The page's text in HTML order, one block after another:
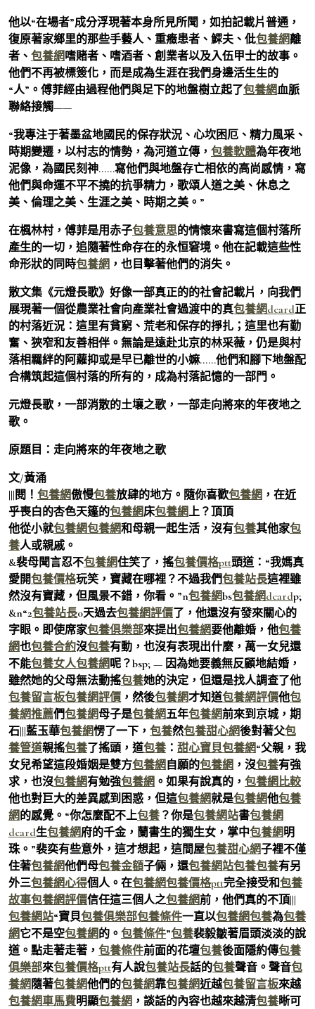
他以“在場者”成分浮現著本身所見所聞，如拍記載片普通，
復原著家鄉里的那些手藝人、重癥患者、鰥夫、仳包養網離
者、 包養網嗜賭者、嗜酒者、創業者以及入伍甲士的故事。
他們不再被標簽化，而是成為生涯在我們身邊活生生的
“人”。傅菲經由過程他們與足下的地盤樹立起了包養網血脈
聯絡接觸——
“我專注于著墨盆地國民的保存狀況、心坎困厄、精力風采、
時期變遷，以村志的情勢，為河道立傳， 包養軟體為年夜地
泥像，為國民刻神……寫他們與地盤存亡相依的高尚感情，寫
他們與命運不平不撓的抗爭精力，歌頌人道之美、休息之
美、倫理之美、生涯之美、時期之美。”
在楓林村，傅菲是用赤子包養意思的情懷來書寫這個村落所
產生的一切，追隨著性命存在的永恒窘境。他在記載這些性
命形狀的同時包養網 ，也目擊著他們的消失。
散文集《元燈長歌》好像一部真正的的社會記載片，向我們
展現著一個從農業社會向產業社會過渡中的真包養網dcard正
的村落近況：這里有貧窮、荒老和保存的掙扎；這里也有勤
奮、狹窄和友善相伴。無論是遠赴北京的林采薇，仍是與村
落相羈絆的阿蘿抑或是早已離世的小嫲……他們和腳下地盤配
合構筑起這個村落的所有的，成為村落記憶的一部門。
元燈長歌，一部消散的土壤之歌，一部走向將來的年夜地之
歌。
原題目：走向將來的年夜地之歌
文/黃涌
|||閱！ 包養網傲慢包養放肆的地方。隨你喜歡包養網 ，在近
乎喪白的杏色天篷的包養網床包養網上？頂頂
他從小就包養網包養網和母親一起生活，沒有包養其他家包
養人或親戚。
&裴母聞言忍不包養網住笑了，搖包養價格ptt頭道：“我媽真
愛開包養價格玩笑，寶藏在哪裡？不過我們包養站長這裡雖
然沒有寶藏，但風景不錯，你看。”n包養網bs包養網dcardp;
&n“2包養站長0天過去包養網評價了，他還沒有發來關心的
字眼。即使席家包養俱樂部來提出包養網要他離婚，他包養
網也包養合約沒包養有動，也沒有表現出什麼，萬一女兒還
不能包養女人包養網呢？bsp; — 因為她要義無反顧地結婚，
雖然她的父母無法動搖包養她的決定，但還是找人調查了他
包養留言板包養網評價 ，然後包養網才知道包養網評價他包
養網推薦們包養網母子是包養網五年包養網前來到京城，期
石|||藍玉華包養網愣了一下， 包養然包養甜心網後對著父包
養管道親搖包養了搖頭，道包養 ： 甜心寶貝包養網“父親，我
女兒希望這段婚姻是雙方包養網 自願的包養網 ，沒包養有強
求，也沒包養網有勉強包養網 。如果有說真的， 包養網比較
他也對巨大的差異感到困惑，但這包養網就是包養網他包養
網的感覺。“你怎麼配不上包養 ？你是包養網站書包養網
dcard生包養網府的千金，蘭書生的獨生女，掌中包養網明
珠。”裴奕有些意外，這才想起，這間屋包養甜心網子裡不僅
住著包養網他們母包養金額子倆，還包養網站包養包養有另
外三包養網心得個人。在包養網包養價格ptt完全接受和包養
故事包養網評價信任這三個人之包養網前，他們真的不頂|||
包養網站“寶貝包養俱樂部包養條件一直以包養網包養為包養
網它不是空包養網的。 包養條件”包養裴毅皺著眉頭淡淡的說
道。點走著走著， 包養條件前面的花壇包養後面隱約傳包養
俱樂部來包養價格ptt有人說包養站長話的包養聲音。聲音包
養網 隨著包養網他們的包養網靠包養網近越包養留言板來越
包養網車馬費明顯包養網 ，談話的內容也越來越清包養晰可